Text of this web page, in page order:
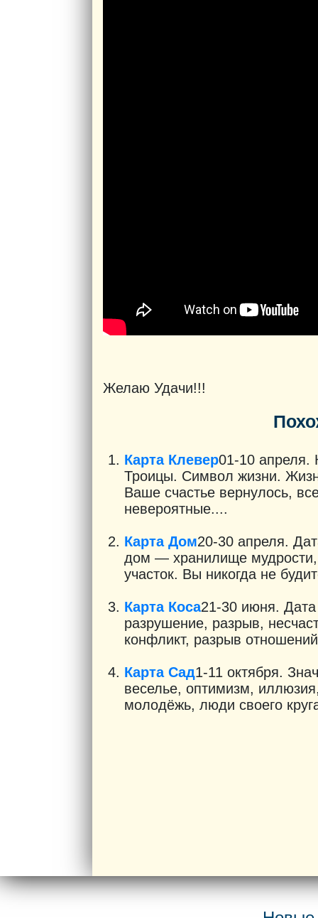
Желаю Удачи!!!
Карта Клевер01-10 апреля.
Троицы. Символ жизни.
Ваше счастье вернулось,
невероятные....
Карта Дом20-30 апреля.
дом — хранилище мудрости,
участок. Вы никогда не
Карта Коса21-30 июня.
разрушение, разрыв,
конфликт, разрыв
Карта Сад1-11 октября.
веселье, оптимизм,
молодёжь, люди своего